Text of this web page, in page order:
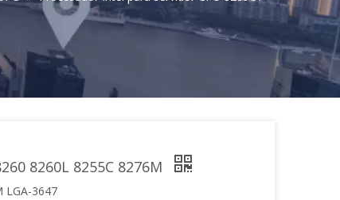
Português
Français
简体中文
English
8260L 8255C 8276M
LGA-3647